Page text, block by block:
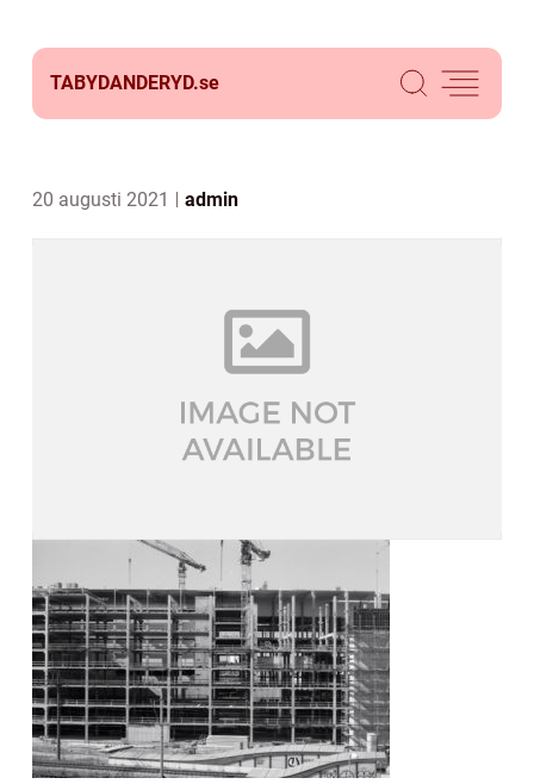
TABYDANDERYD.se
20 augusti 2021 admin